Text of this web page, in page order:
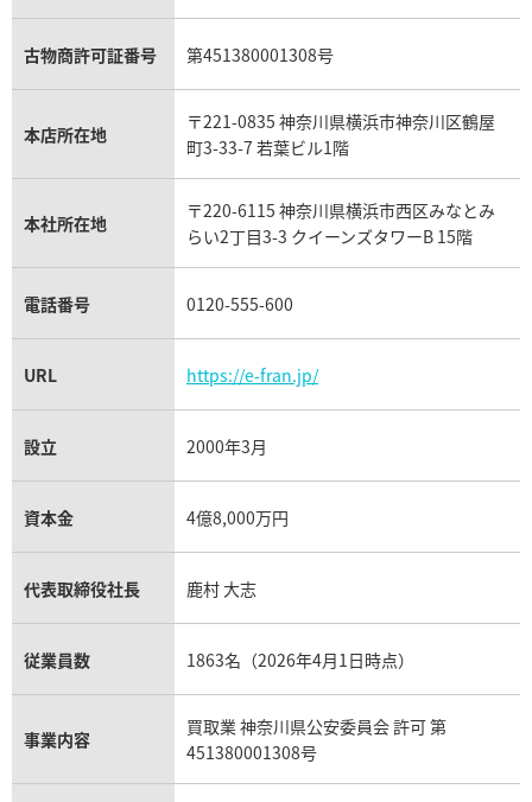
アクアマリン買取
オメガ買取
カルティエ買取
フランク ミュラー買取
リシャール・ミル買取
パネライ買取
チューダー（チュードル）買取
プラダ買取
モーブッサン買取
古物商許可証番号 第451380001308号
本店所在地
〒221-0835 神奈川県横浜市神奈川区鶴屋
町3-33-7 若葉ビル1階
本社所在地
〒220-6115 神奈川県横浜市西区みなとみ
らい2丁目3-3 クイーンズタワーB 15階
電話番号 0120-555-600
URL https://e-fran.jp/
設立 2000年3月
資本金 4億8,000万円
代表取締役社長 鹿村 大志
従業員数 1863名（2026年4月1日時点）
事業内容
買取業 神奈川県公安委員会 許可 第
451380001308号